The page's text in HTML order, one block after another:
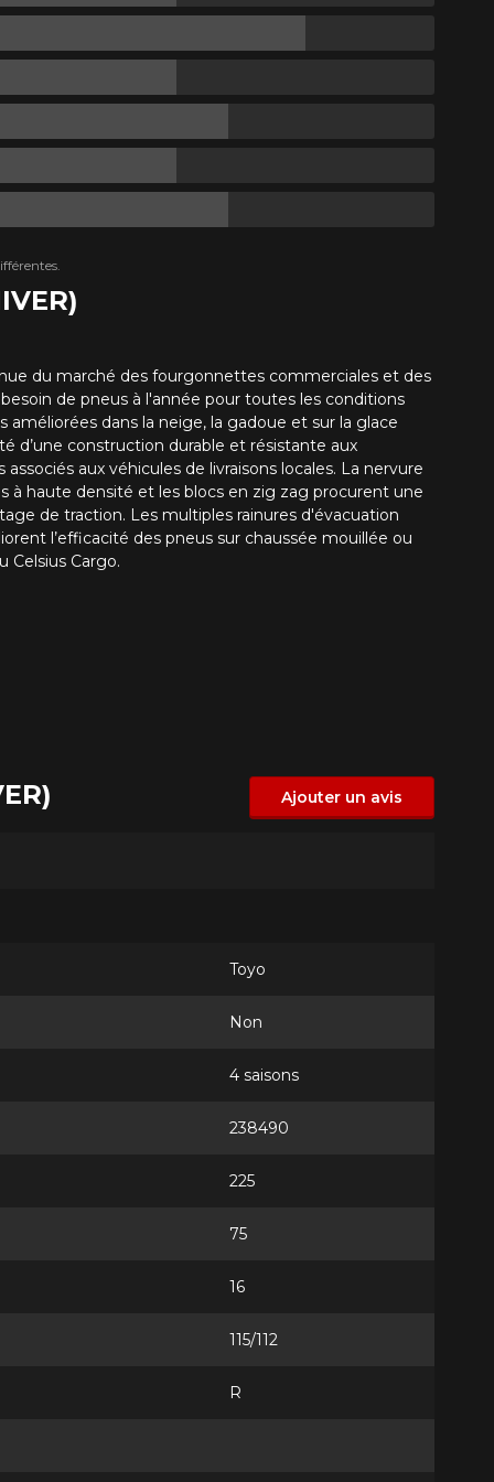
du marché des fourgonnettes commerciales et des
de pneus à l'année pour toutes les conditions
dans la neige, la gadoue et sur la glace
d’une construction durable et résistante aux
aux véhicules de livraisons locales. La nervure
à haute densité et les blocs en zig zag procurent une
de traction. Les multiples rainures d'évacuation
l’efficacité des pneus sur chaussée mouillée ou
Celsius Cargo.
Ajouter un avis
Toyo
Non
4 saisons
238490
225
75
16
115/112
R